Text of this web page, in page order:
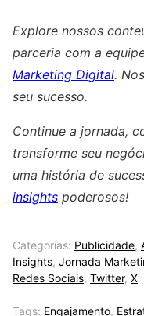
Explore nossos
parceria com a
Marketing Digital.
seu sucesso.
Continue a jornada,
transforme seu
uma história de
insights poderosos!
Categorias: Publicidade,
Insights, Jornada
Redes Sociais, Twitter, X
Tags: Engajamento,